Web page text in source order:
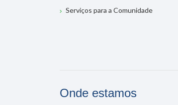
Serviços para a Comunidade
Onde estamos